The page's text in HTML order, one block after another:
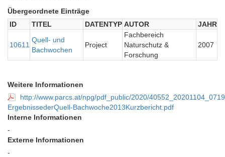
Übergeordnete Einträge
ID
TITEL DATENTYP AUTOR JAHR
10611
Quell- und
Bachwochen
Project
Fachbereich
Naturschutz &
Forschung
2007
Weitere Informationen
http://www.parcs.at/npg/pdf_public/2020/
ErgebnissederQuell-Bachwoche2013Kurzbericht.pdf
Interne Informationen
-
Externe Informationen
-